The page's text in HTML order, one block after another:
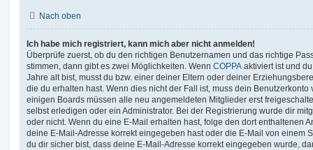
Nach oben
Ich habe mich registriert, kann mich aber nicht anmelden!
Überprüfe zuerst, ob du den richtigen Benutzernamen und das richtige
stimmen, dann gibt es zwei Möglichkeiten. Wenn COPPA aktiviert ist und
Jahre alt bist, musst du bzw. einer deiner Eltern oder deiner
die du erhalten hast. Wenn dies nicht der Fall ist, muss dein
einigen Boards müssen alle neu angemeldeten Mitglieder erst
selbst erledigen oder ein Administrator. Bei der Registrierung wurde dir
oder nicht. Wenn du eine E-Mail erhalten hast, folge den dort enthaltenen
deine E-Mail-Adresse korrekt eingegeben hast oder die E-Mail von einem
du dir sicher bist, dass deine E-Mail-Adresse korrekt eingegeben wurde,